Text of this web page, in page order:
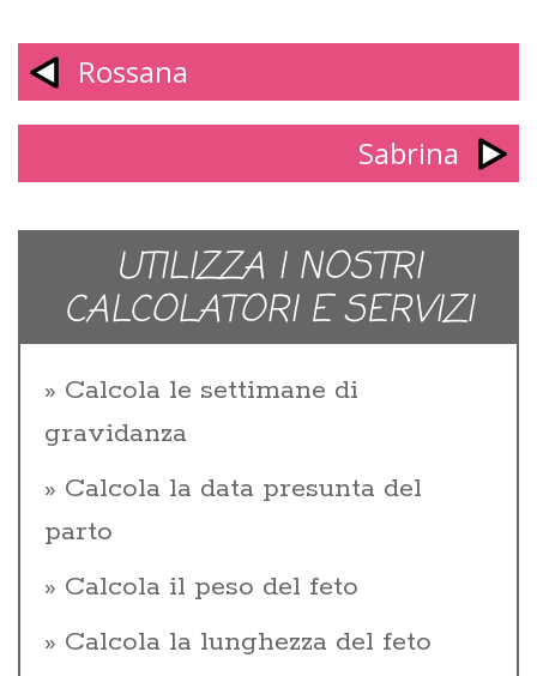
Rossana
Sabrina
UTILIZZA I NOSTRI
CALCOLATORI E SERVIZI
Calcola le settimane di
gravidanza
Calcola la data presunta del
parto
Calcola il peso del feto
Calcola la lunghezza del feto